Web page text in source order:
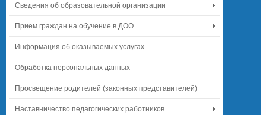
Сведения об образовательной организации
Прием граждан на обучение в ДОО
Информация об оказываемых услугах
Обработка персональных данных
Просвещение родителей (законных представителей)
Наставничество педагогических работников